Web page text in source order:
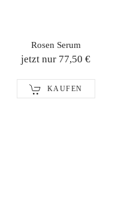
Rosen Serum
jetzt nur 77,50 €
KAUFEN